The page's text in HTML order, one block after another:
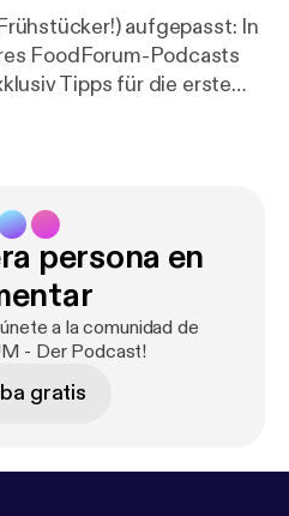
aufgepasst: In
FoodForum-Podcasts
Tipps für die erste
besser
persona en
a la comunidad de
- Der Podcast!
gratis